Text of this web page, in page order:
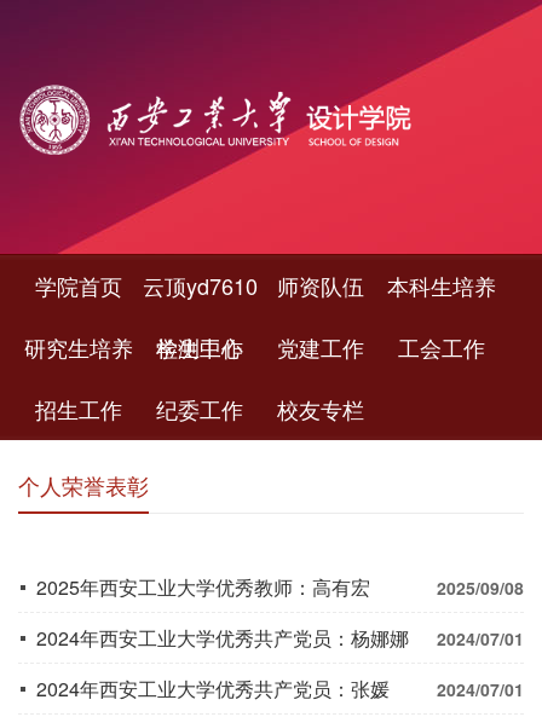
学院首页
云顶yd7610
检测中心
师资队伍
本科生培养
研究生培养
学生工作 党建工作
工会工作
招生工作
纪委工作 校友专栏
个人荣誉表彰
2025/09/08
2025年西安工业大学优秀教师：高有宏
2024/07/01
2024年西安工业大学优秀共产党员：杨娜娜
2024/07/01
2024年西安工业大学优秀共产党员：张媛